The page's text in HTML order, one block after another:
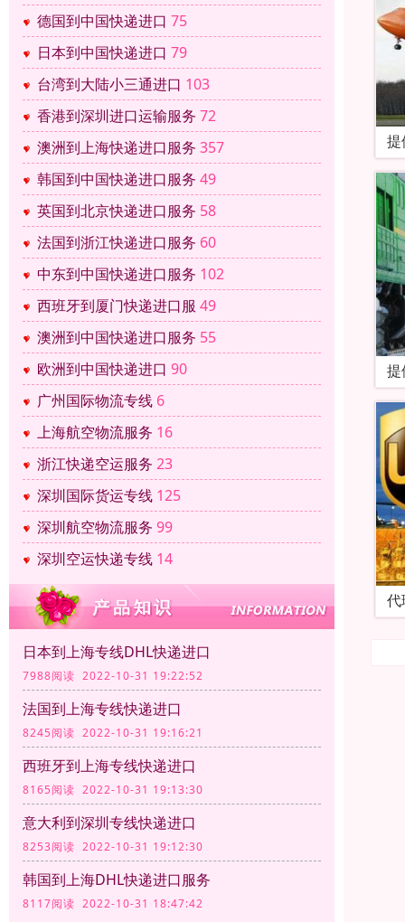
德国到中国快递进口 75
日本到中国快递进口 79
台湾到大陆小三通进口 103
香港到深圳进口运输服务 72
澳洲到上海快递进口服务 357
韩国到中国快递进口服务 49
英国到北京快递进口服务 58
法国到浙江快递进口服务 60
中东到中国快递进口服务 102
西班牙到厦门快递进口服 49
澳洲到中国快递进口服务 55
欧洲到中国快递进口 90
广州国际物流专线 6
上海航空物流服务 16
浙江快递空运服务 23
深圳国际货运专线 125
深圳航空物流服务 99
深圳空运快递专线 14
日本到上海专线DHL快递进口
7988阅读 2022-10-31 19:22:52
法国到上海专线快递进口
8245阅读 2022-10-31 19:16:21
西班牙到上海专线快递进口
8165阅读 2022-10-31 19:13:30
意大利到深圳专线快递进口
8253阅读 2022-10-31 19:12:30
韩国到上海DHL快递进口服务
8117阅读 2022-10-31 18:47:42
提
提
代